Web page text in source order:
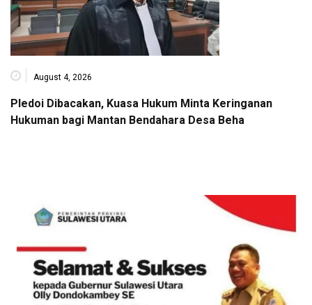
August 4, 2026
Pledoi Dibacakan, Kuasa Hukum Minta Keringanan
Hukuman bagi Mantan Bendahara Desa Beha